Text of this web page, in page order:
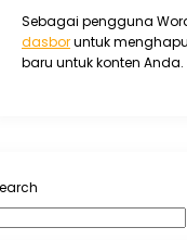
Sebagai pengguna
dasboruntuk
baru untuk konten